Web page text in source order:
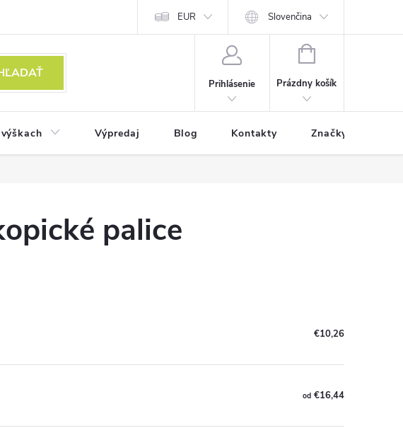
EUR Slovenčina
Prihlásenie
NÁKUPNÝ
Prázdny košík
Výpredaj Blog Kontakty Značky
palice
€10,26
od €16,44